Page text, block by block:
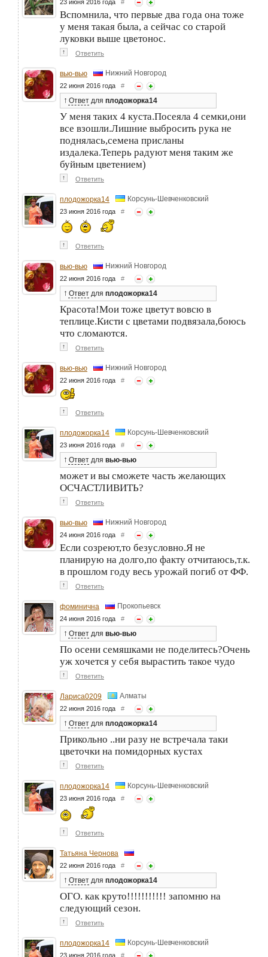
23 июня 2016 года #
Вспомнила, что первые два года она тоже
у меня такая была, а сейчас со старой
луковки выше цветонос.
↑ Ответить
вью-вью Нижний Новгород
22 июня 2016 года #
↑ Ответ для плодожорка14
У меня таких 4 куста.Посеяла 4 семки,они
все взошли.Лишние выбросить рука не
поднялась,семена присланы
издалека.Теперь радуют меня таким же
буйным цветением)
↑ Ответить
плодожорка14 Корсунь-Шевченковский
23 июня 2016 года #
↑ Ответить
вью-вью Нижний Новгород
22 июня 2016 года #
↑ Ответ для плодожорка14
Красота!Мои тоже цветут вовсю в
теплице.Кисти с цветами подвязала,боюсь
что сломаются.
↑ Ответить
вью-вью Нижний Новгород
22 июня 2016 года #
↑ Ответить
плодожорка14 Корсунь-Шевченковский
23 июня 2016 года #
↑ Ответ для вью-вью
может и вы сможете часть желающих
ОСЧАСТЛИВИТЬ?
↑ Ответить
вью-вью Нижний Новгород
24 июня 2016 года #
Если созреют,то безусловно.Я не
планирую на долго,по факту отчитаюсь,т.к.
в прошлом году весь урожай погиб от ФФ.
↑ Ответить
фоминична Прокопьевск
24 июня 2016 года #
↑ Ответ для вью-вью
По осени семяшками не поделитесь?Очень
уж хочется у себя вырастить такое чудо
↑ Ответить
Лариса0209 Алматы
22 июня 2016 года #
↑ Ответ для плодожорка14
Прикольно ..ни разу не встречала таки
цветочки на помидорных кустах
↑ Ответить
плодожорка14 Корсунь-Шевченковский
23 июня 2016 года #
↑ Ответить
Татьяна Чернова
22 июня 2016 года #
↑ Ответ для плодожорка14
ОГО. как круто!!!!!!!!!!! запомню на
следующий сезон.
↑ Ответить
плодожорка14 Корсунь-Шевченковский
23 июня 2016 года #